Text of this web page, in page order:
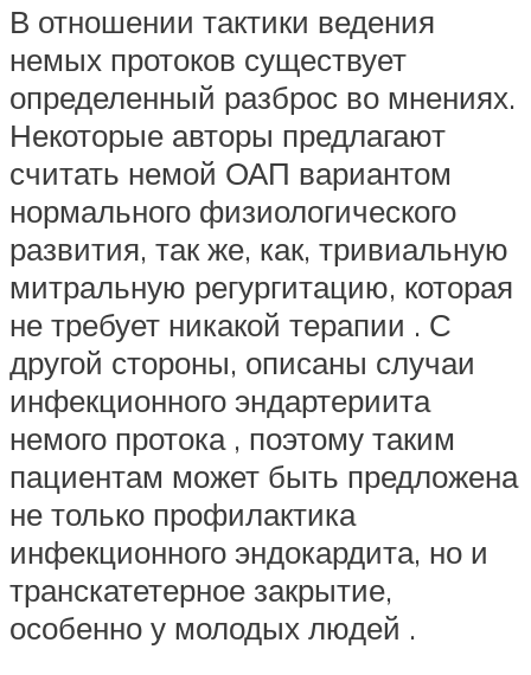
В отношении тактики ведения
немых протоков существует
определенный разброс во мнениях.
Некоторые авторы предлагают
считать немой ОАП вариантом
нормального физиологического
развития, так же, как, тривиальную
митральную регургитацию, которая
не требует никакой терапии . С
другой стороны, описаны случаи
инфекционного эндартериита
немого протока , поэтому таким
пациентам может быть предложена
не только профилактика
инфекционного эндокардита, но и
транскатетерное закрытие,
особенно у молодых людей .